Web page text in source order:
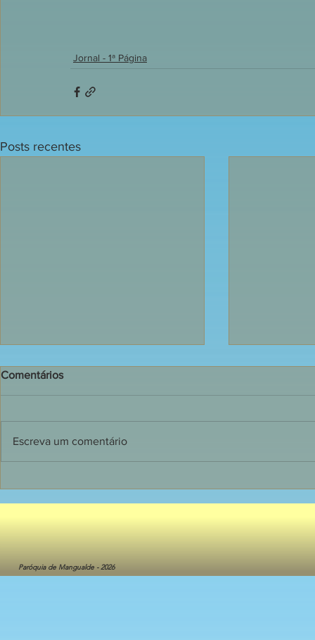
Jornal - 1ª Página
Posts recentes
1ª. Pág. 05/08/2026
Comentários
Escreva um comentário
Paróquia de Mangualde - 2026